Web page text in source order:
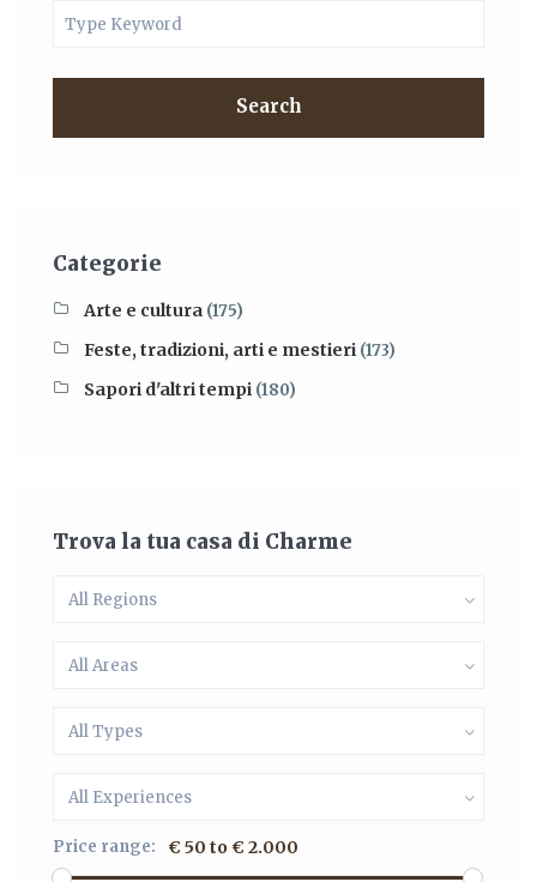
Search
Categorie
Arte e cultura (175)
Feste, tradizioni, arti e mestieri (173)
Sapori d'altri tempi (180)
Trova la tua casa di Charme
All Regions
All Areas
All Types
All Experiences
Price range: € 50 to € 2.000